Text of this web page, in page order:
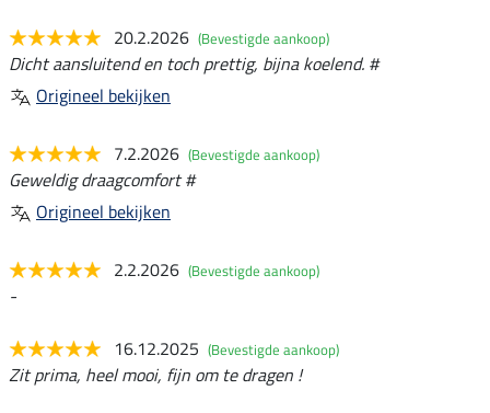
20.2.2026 (Bevestigde aankoop)
Dicht aansluitend en toch prettig, bijna koelend. #
Origineel bekijken
7.2.2026 (Bevestigde aankoop)
Geweldig draagcomfort #
Origineel bekijken
2.2.2026 (Bevestigde aankoop)
-
16.12.2025 (Bevestigde aankoop)
Zit prima, heel mooi, fijn om te dragen !